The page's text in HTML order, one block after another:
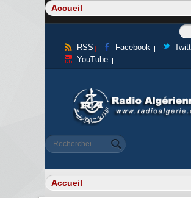
RSS Facebook
YouTube
Formulaire de
Rechercher